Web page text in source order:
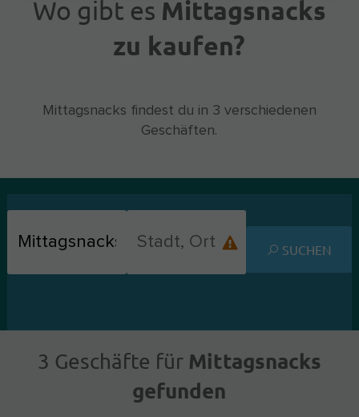
Aktueller Standort
Wo gibt es Mittagsnacks
zu kaufen?
Mittagsnacks findest du in 3 verschiedenen
Geschäften.
SUCHEN
3 Geschäfte fürMittagsnacks
gefunden